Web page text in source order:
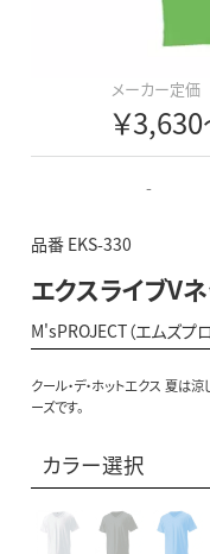
メーカー定価
￥
-
品番 EKS-330
エクスライブV
M'sPROJECT（エムズプ
クール・デ・ホットエクス 夏は
ーズです。
カラー選択